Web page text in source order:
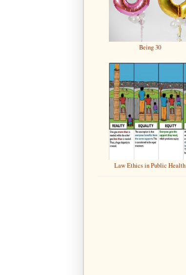
Being 30
Law Ethics in Public Health